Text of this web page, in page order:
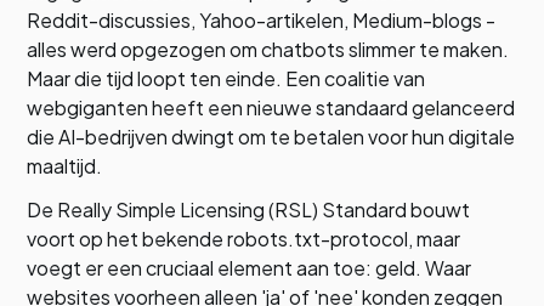
Reddit-discussies, Yahoo-artikelen, Medium-blogs -
alles werd opgezogen om chatbots slimmer te maken.
Maar die tijd loopt ten einde. Een coalitie van
webgiganten heeft een nieuwe standaard gelanceerd
die AI-bedrijven dwingt om te betalen voor hun digitale
maaltijd.
De Really Simple Licensing (RSL) Standard bouwt
voort op het bekende robots.txt-protocol, maar
voegt er een cruciaal element aan toe: geld. Waar
websites voorheen alleen 'ja' of 'nee' konden zeggen